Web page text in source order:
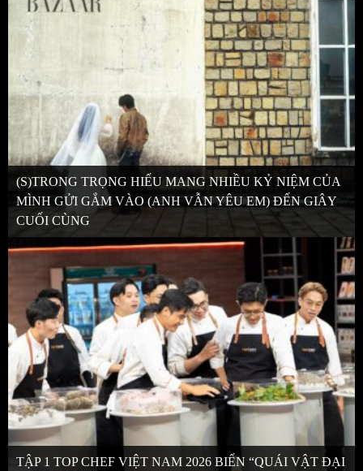
(S)TRONG TRỌNG HIẾU MANG NHIỀU KỶ NIỆM CỦA
MÌNH GỬI GẮM VÀO (ANH VẪN YÊU EM) ĐẾN GIÂY
CUỐI CÙNG
TẬP 1 TOP CHEF VIỆT NAM 2026 BIẾN “QUÁI VẬT ĐẠI